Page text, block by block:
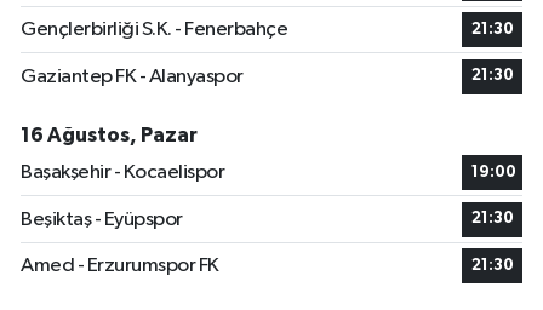
Gençlerbirliği S.K. - Fenerbahçe 21:30
Gaziantep FK - Alanyaspor 21:30
16 Ağustos, Pazar
Başakşehir - Kocaelispor
19:00
Beşiktaş - Eyüpspor 21:30
Amed - Erzurumspor FK 21:30